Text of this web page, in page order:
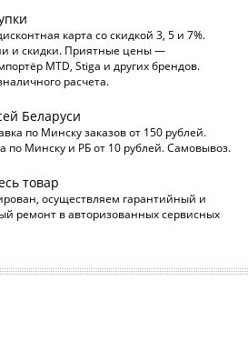
карта со скидкой 3, 5 и 7%.
и скидки. Приятные цены —
MTD, Stiga и других брендов.
расчета.
Беларуси
по Минску заказов от 150 рублей.
по Минску и РБ от 10 рублей. Самовывоз.
товар
осуществляем гарантийный и
ремонт в авторизованных сервисных